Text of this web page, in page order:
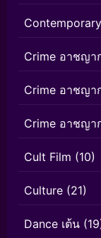
Crime อาชญา
Crime อาชญา
Crime อาชญา
Cult Film (10)
Culture (21)
Dance เต้น